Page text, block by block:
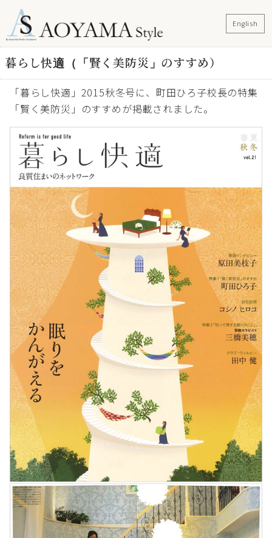
English
暮らし快適（「賢く美防災」のすすめ）
「暮らし快適」2015秋冬号に、町田ひろ子校長の特集
「賢く美防災」のすすめが掲載されました。